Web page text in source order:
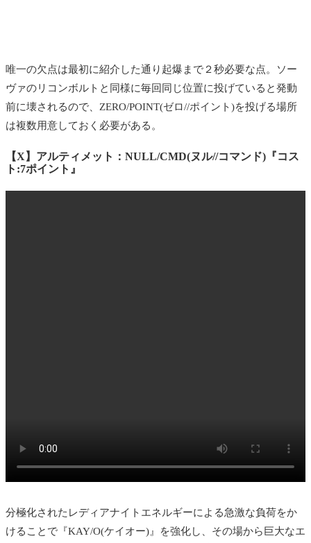
唯一の欠点は最初に紹介した通り起爆まで２秒必要な点。ソー
ヴァのリコンボルトと同様に毎回同じ位置に投げていると発動
前に壊されるので、ZERO/POINT(ゼロ//ポイント)を投げる場所
は複数用意しておく必要がある。
【X】アルティメット：NULL/CMD(ヌル//コマンド)『コス
ト:7ポイント』
分極化されたレディアナイトエネルギーによる急激な負荷をか
けることで『KAY/O(ケイオー)』を強化し、その場から巨大なエ